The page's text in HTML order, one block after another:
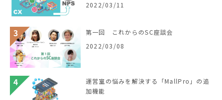
2022/03/11
第一回 これからのSC座談会
2022/03/08
運営室の悩みを解決する「MallPro」の追
加機能